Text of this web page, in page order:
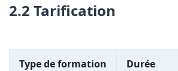
2.2 Tarification
Type de formation Durée